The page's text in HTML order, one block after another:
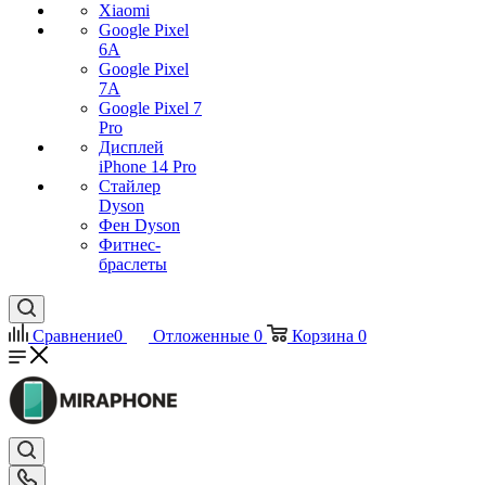
Xiaomi
Google Pixel
6A
Google Pixel
7А
Google Pixel 7
Pro
Дисплей
iPhone 14 Pro
Стайлер
Dyson
Фен Dyson
Фитнес-
браслеты
Сравнение0 Отложенные 0 Корзина 0